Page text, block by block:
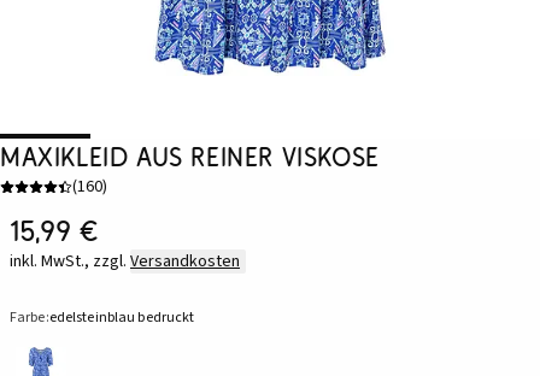
Maxikleid aus reiner Viskose
(160)
15,99 €
inkl. MwSt., zzgl. Versandkosten
Farbe:edelsteinblau bedruckt